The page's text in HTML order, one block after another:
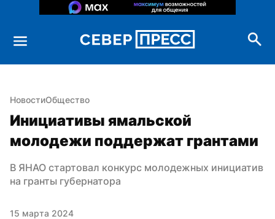
НовостиОбщество
Инициативы ямальской
молодежи поддержат грантами
В ЯНАО стартовал конкурс молодежных инициатив
на гранты губернатора
15 марта 2024